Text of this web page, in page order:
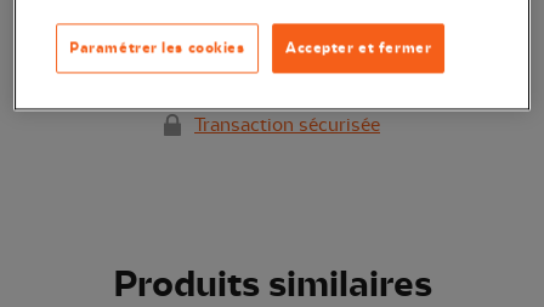
Ajouter au panier
Transaction sécurisée
Produits similaires
Accepter et fermer
Paramétrer les cookies